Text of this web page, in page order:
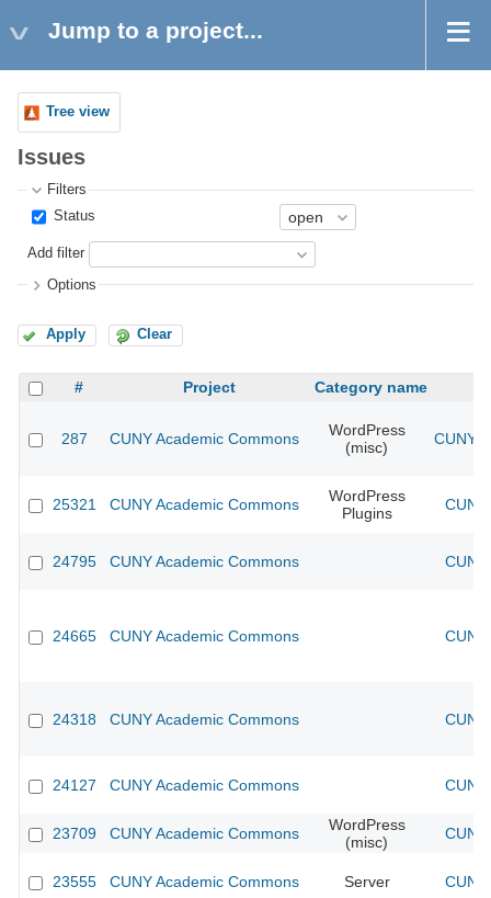
Jump to a project...
Tree view
Issues
Filters
Status
Add filter
Options
Apply Clear
# Project Category name
287 CUNY Academic Commons
WordPress
(misc)
CUNY
25321 CUNY Academic Commons
WordPress
Plugins
24795 CUNY Academic Commons
24665 CUNY Academic Commons
24318 CUNY Academic Commons
24127 CUNY Academic Commons
23709 CUNY Academic Commons
WordPress
(misc)
23555 CUNY Academic Commons Server